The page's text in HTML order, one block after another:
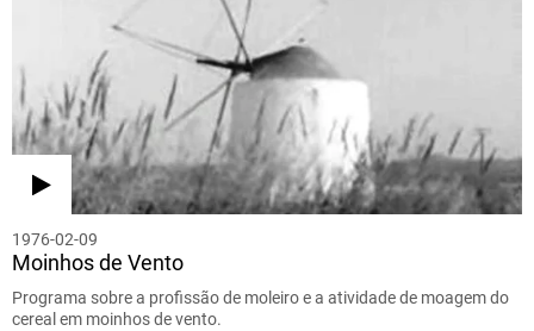
1976-02-09
Moinhos de Vento
Programa sobre a profissão de moleiro e a atividade de moagem do
cereal em moinhos de vento.